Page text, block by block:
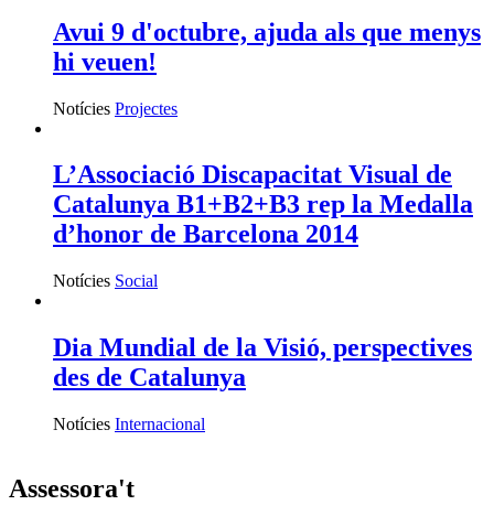
Avui 9 d'octubre, ajuda als que menys
hi veuen!
Notícies Projectes
L’Associació Discapacitat Visual de
Catalunya B1+B2+B3 rep la Medalla
d’honor de Barcelona 2014
Notícies Social
Dia Mundial de la Visió, perspectives
des de Catalunya
Notícies Internacional
Assessora't